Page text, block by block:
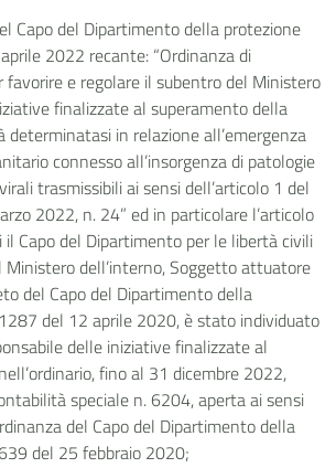
Capo del Dipartimento della protezione
2022 recante: “Ordinanza di
favorire e regolare il subentro del Ministero
finalizzate al superamento della
determinatasi in relazione all’emergenza
connesso all’insorgenza di patologie
trasmissibili ai sensi dell’articolo 1 del
2022, n. 24” ed in particolare l’articolo
il Capo del Dipartimento per le libertà civili
Ministero dell’interno, Soggetto attuatore
del Capo del Dipartimento della
del 12 aprile 2020, è stato individuato
delle iniziative finalizzate al
fino al 31 dicembre 2022,
speciale n. 6204, aperta ai sensi
del Capo del Dipartimento della
del 25 febbraio 2020;